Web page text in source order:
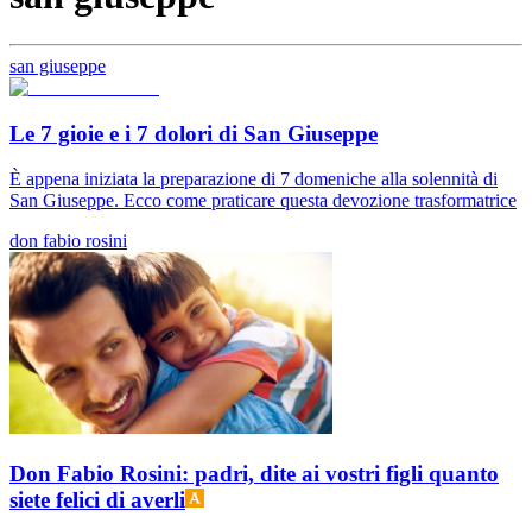
san giuseppe
Le 7 gioie e i 7 dolori di San Giuseppe
È appena iniziata la preparazione di 7 domeniche alla solennità di
San Giuseppe. Ecco come praticare questa devozione trasformatrice
don fabio rosini
Don Fabio Rosini: padri, dite ai vostri figli quanto
siete felici di averli